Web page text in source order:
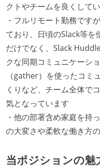
クトやチームを良くして
・フルリモート勤務です
ており、日頃のSlack等を
だけでなく、Slack
クな同期コミュニケーシ
（gather）を使ったコミ
くりなど、チーム全体で
気となっています
・他の部署含め家庭を持
の大変さや柔軟な働き方
当ポジションの魅